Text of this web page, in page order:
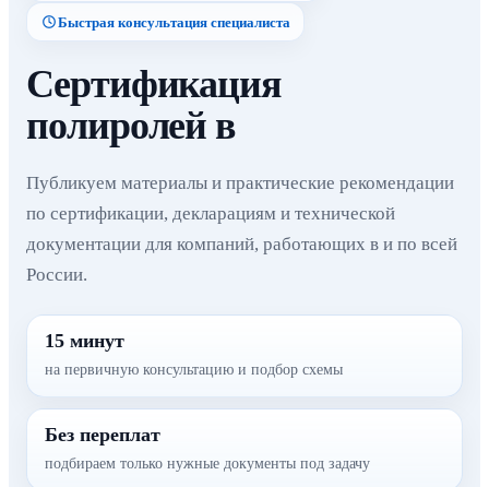
Быстрая консультация специалиста
Сертификация
полиролей в
Публикуем материалы и практические рекомендации
по сертификации, декларациям и технической
документации для компаний, работающих в и по всей
России.
15 минут
на первичную консультацию и подбор схемы
Без переплат
подбираем только нужные документы под задачу